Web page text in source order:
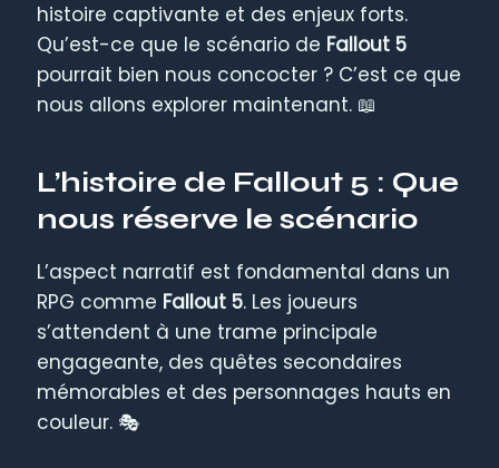
histoire captivante et des enjeux forts.
Qu’est-ce que le scénario de Fallout 5
pourrait bien nous concocter ? C’est ce que
nous allons explorer maintenant. 📖
L’histoire de Fallout 5 : Que
nous réserve le scénario
L’aspect narratif est fondamental dans un
RPG comme Fallout 5. Les joueurs
s’attendent à une trame principale
engageante, des quêtes secondaires
mémorables et des personnages hauts en
couleur. 🎭